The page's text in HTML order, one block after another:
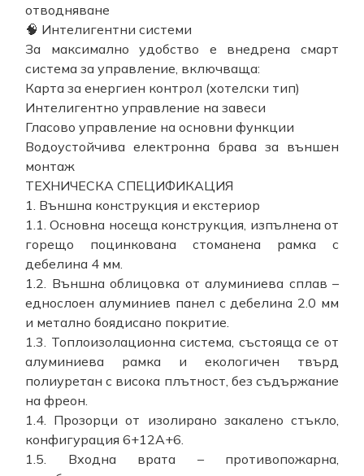
отводняване
🧠 Интелигентни системи
За максимално удобство е внедрена смарт
система за управление, включваща:
Карта за енергиен контрол (хотелски тип)
Интелигентно управление на завеси
Гласово управление на основни функции
Водоустойчива електронна брава за външен
монтаж
ТЕХНИЧЕСКА СПЕЦИФИКАЦИЯ
1. Външна конструкция и екстериор
1.1. Основна носеща конструкция, изпълнена от
горещо поцинкована стоманена рамка с
дебелина 4 мм.
1.2. Външна облицовка от алуминиева сплав –
еднослоен алуминиев панел с дебелина 2.0 мм
и метално боядисано покритие.
1.3. Топлоизолационна система, състояща се от
алуминиева рамка и екологичен твърд
полиуретан с висока плътност, без съдържание
на фреон.
1.4. Прозорци от изолирано закалено стъкло,
конфигурация 6+12A+6.
1.5. Входна врата – противопожарна,